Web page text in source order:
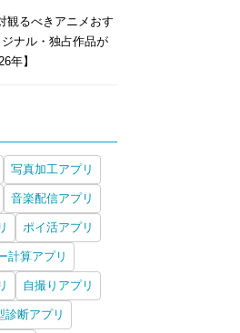
観るべきアニメおす
ナル・独占作品が
年】
写真加工アプリ
音楽配信アプリ
ポイ活アプリ
計算アプリ
自撮りアプリ
診断アプリ